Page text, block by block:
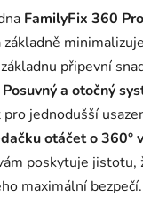
FamilyFix 360 Pro
připevní
Posuvný a otočný
jednodušší
otáčet o 360°
poskytuje jistotu,
maximální